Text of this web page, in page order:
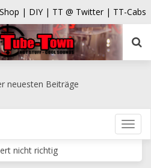
Shop | DIY | TT @ Twitter | TT-Cabs
neuesten Beiträge
nicht richtig